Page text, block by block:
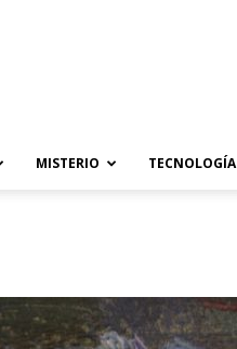
MISTERIO TECNOLOGÍA